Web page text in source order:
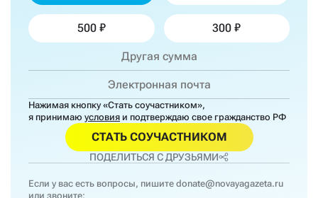
500 300
Нажимая кнопку «Стать соучастником»,
я принимаю условия и подтверждаю свое гражданство РФ
СТАТЬ СОУЧАСТНИКОМ
ПОДЕЛИТЬСЯ С ДРУЗЬЯМИ
Если у вас есть вопросы, пишите donate@novayagazeta.ru
или звоните: